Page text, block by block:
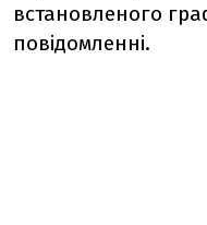
встановленого
повідомленні.